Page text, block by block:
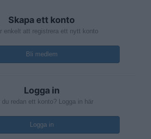
Skapa ett konto
enkelt att registrera ett nytt konto
Bli medlem
Logga in
du redan ett konto? Logga in här
Logga in